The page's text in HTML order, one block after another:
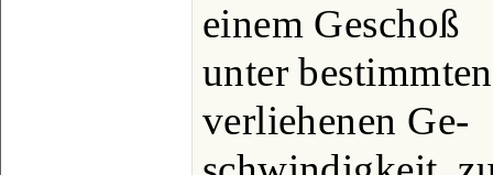
einem Geschoß
unter
verliehenen Ge-